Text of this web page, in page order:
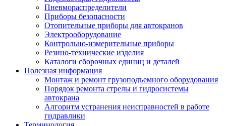
Пневмораспределители
Приборы безопасности
Отопительные приборы для автокранов
Электрооборудование
Контрольно-измерительные приборы
Резино-технические изделия
Каталоги сборочных единиц и деталей
Полезная информация
Монтаж и ремонт грузоподъемного оборудования
Порядок ремонта стрелы и гидросистемы
автокрана
Алгоритм устранения неисправностей в работе
гидравлики